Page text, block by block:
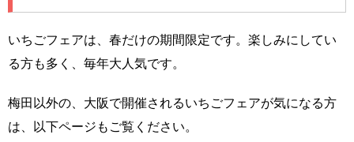
いちごフェアは、春だけの期間限定です。楽しみにしてい
る方も多く、毎年大人気です。
梅田以外の、大阪で開催されるいちごフェアが気になる方
は、以下ページもご覧ください。